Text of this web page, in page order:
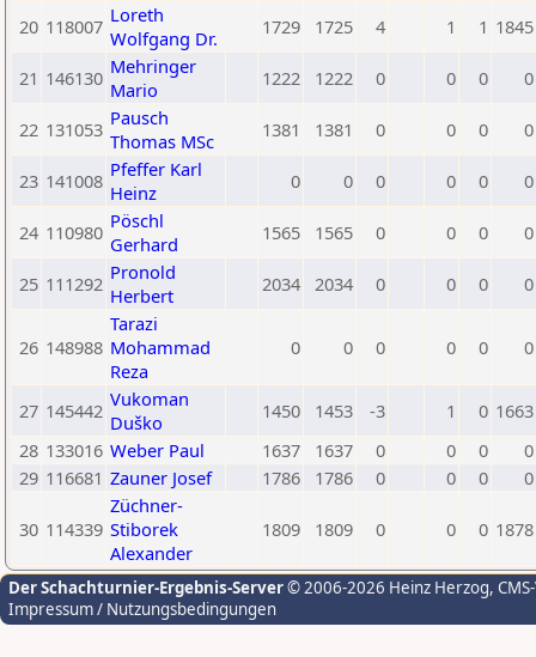
20 118007 Loreth
Wolfgang Dr.
1729 1725 4 1 1 1845
21 146130 Mehringer
Mario
1222 1222 0 0 0 0
22 131053 Pausch
Thomas MSc
1381 1381 0 0 0 0
23 141008 Pfeffer Karl
Heinz
0 0 0 0 0 0
24 110980 Pöschl
Gerhard
1565 1565 0 0 0 0
25 111292 Pronold
Herbert
2034 2034 0 0 0 0
26 148988
Tarazi
Mohammad
Reza
0 0 0 0 0 0
27 145442 Vukoman
Duško
1450 1453 -3 1 0 1663
28 133016 Weber Paul 1637 1637 0 0 0
0
29 116681 Zauner Josef 1786 1786 0 0 0 0
30 114339
Züchner-
Stiborek
Alexander
1809 1809 0 0 0 1878
Der Schachturnier-Ergebnis-Server© 2006-2026 Heinz Herzog,
Impressum / Nutzungsbedingungen